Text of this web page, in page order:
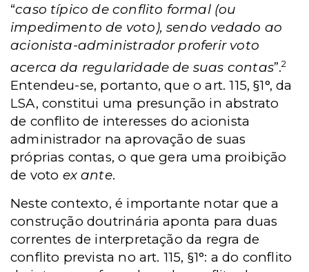
“caso típico de conflito formal (ou
impedimento de voto), sendo vedado ao
acionista-administrador proferir voto
acerca da regularidade de suas contas”.2
Entendeu-se, portanto, que o art. 115, §1°, da
LSA, constitui uma presunção in abstrato
de conflito de interesses do acionista
administrador na aprovação de suas
próprias contas, o que gera uma proibição
de voto ex ante.
Neste contexto, é importante notar que a
construção doutrinária aponta para duas
correntes de interpretação da regra de
conflito prevista no art. 115, §1°: a do conflito